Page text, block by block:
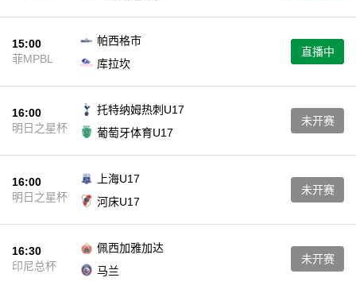
15:00
菲MPBL
帕西格市
库拉坎
直播中
16:00
明日之星杯
托特纳姆热刺U17
葡萄牙体育U17
未开赛
16:00
明日之星杯
上海U17
河床U17
未开赛
16:30
印尼总杯
佩西加雅加达
马兰
未开赛